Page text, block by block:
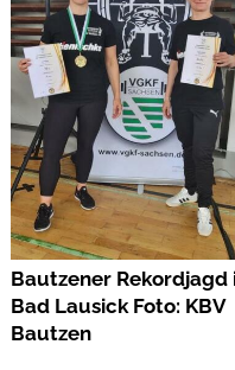
Bautzener Rekordjagd
Bad Lausick Foto: KBV
Bautzen